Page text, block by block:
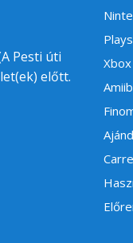
Pesti úti
előtt.
Xbox